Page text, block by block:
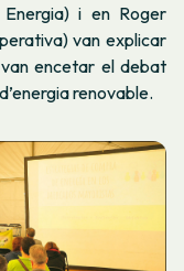
i en Roger
van explicar
encetar el debat
renovable.